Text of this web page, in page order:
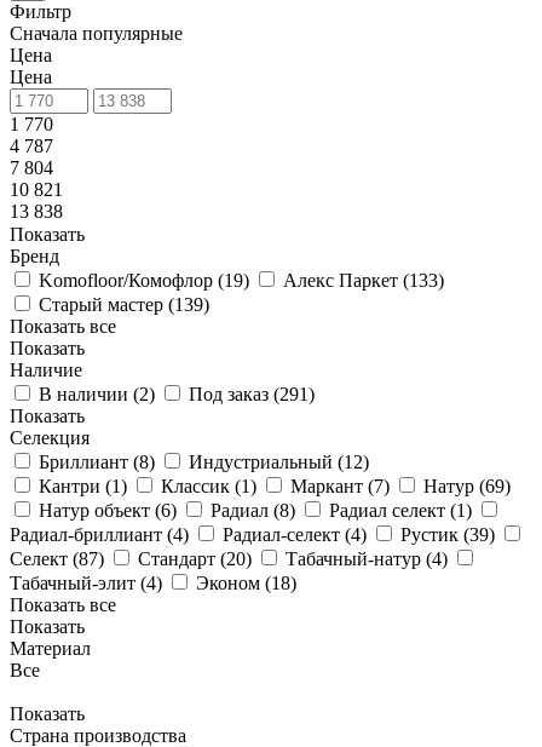
Фильтр
Сначала популярные
Цена
Цена
1 770
4 787
7 804
10 821
13 838
Показать
Бренд
Komofloor/Комофлор (19) Алекс Паркет (133)
Старый мастер (139)
Показать все
Показать
Наличие
В наличии (2) Под заказ (291)
Показать
Селекция
Бриллиант (8) Индустриальный (12)
Кантри (1) Классик (1) Маркант (7) Натур (69)
Натур объект (6) Радиал (8) Радиал селект (1)
Радиал-бриллиант (4) Радиал-селект (4) Рустик (39)
Селект (87) Стандарт (20) Табачный-натур (4)
Табачный-элит (4) Эконом (18)
Показать все
Показать
Материал
Все
Показать
Страна производства